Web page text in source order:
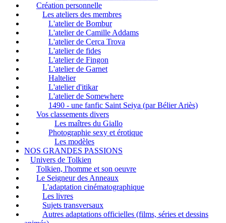
Création personnelle
Les ateliers des membres
L'atelier de Bombur
L'atelier de Camille Addams
L'atelier de Cerca Trova
L'atelier de fides
L'atelier de Fingon
L'atelier de Garnet
Haltelier
L'atelier d'itikar
L'atelier de Somewhere
1490 - une fanfic Saint Seiya (par Bélier Ariès)
Vos classements divers
Les maîtres du Giallo
Photographie sexy et érotique
Les modèles
NOS GRANDES PASSIONS
Univers de Tolkien
Tolkien, l'homme et son oeuvre
Le Seigneur des Anneaux
L'adaptation cinématographique
Les livres
Sujets transversaux
Autres adaptations officielles (films, séries et dessins